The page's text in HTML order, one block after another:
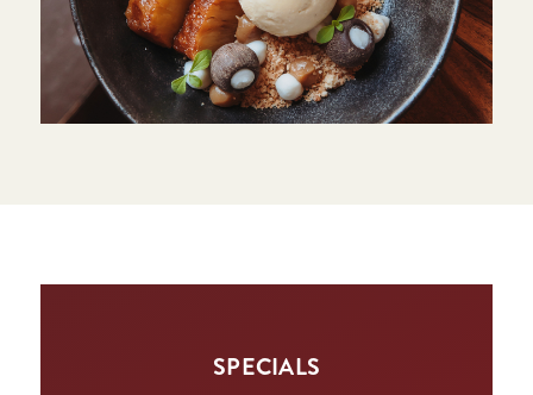
SPECIALS